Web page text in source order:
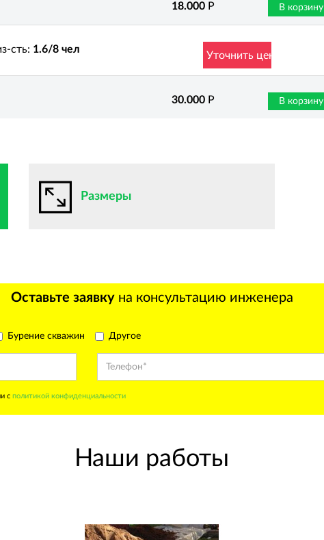
18.000 Р В корзину
сть 1.6/8 чел
Уточнить цену
30.000 Р В корзину
Размеры
Оставьте заявкуна консультацию инженера
Бурение скважин Другое
с политикой конфиденциальности
Наши работы